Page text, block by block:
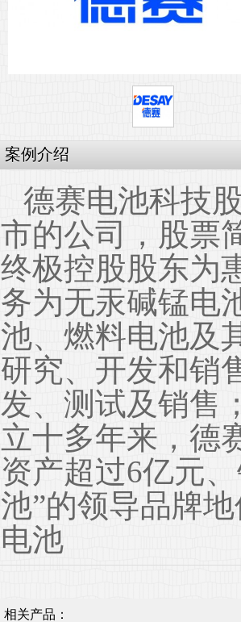
案例介绍
德赛电池科技
市的公司，股票
终极控股股东为
务为无汞碱锰电
池、燃料电池及
研究、开发和销
发、测试及销售
立十多年来，德
资产超过6亿元
池”的领导品牌
电池
相关产品：